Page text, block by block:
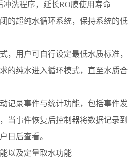
洗程序，延长RO膜使用寿命
的超纯水循环系统，保持系统的低
，用户可自行设定最低水质标准，
的纯水进入循环模式，直至水质合
记录事件与统计功能，包括事件发
当事件恢复后控制器将数据记录到
日后查看。
以及定量取水功能